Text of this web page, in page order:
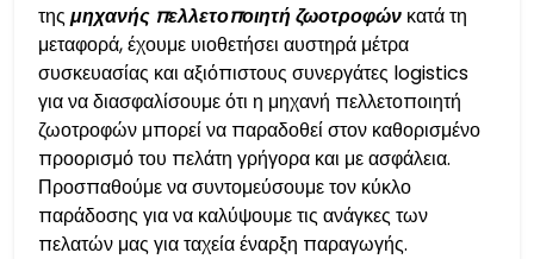
της μηχανής πελλετοποιητή ζωοτροφών κατά τη
μεταφορά, έχουμε υιοθετήσει αυστηρά μέτρα
συσκευασίας και αξιόπιστους συνεργάτες logistics
για να διασφαλίσουμε ότι η μηχανή πελλετοποιητή
ζωοτροφών μπορεί να παραδοθεί στον καθορισμένο
προορισμό του πελάτη γρήγορα και με ασφάλεια.
Προσπαθούμε να συντομεύσουμε τον κύκλο
παράδοσης για να καλύψουμε τις ανάγκες των
πελατών μας για ταχεία έναρξη παραγωγής.